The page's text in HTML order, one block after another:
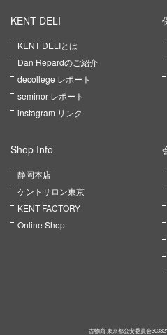
KENT DELI
KENT DELIとは
Dan Repardのご紹介
decollege レポート
seminor レポート
instagram リンク
Shop Info
静岡本店
ケントサロン東京
KENT FACTORY
Online Shop
古物商 東京都公安委員会